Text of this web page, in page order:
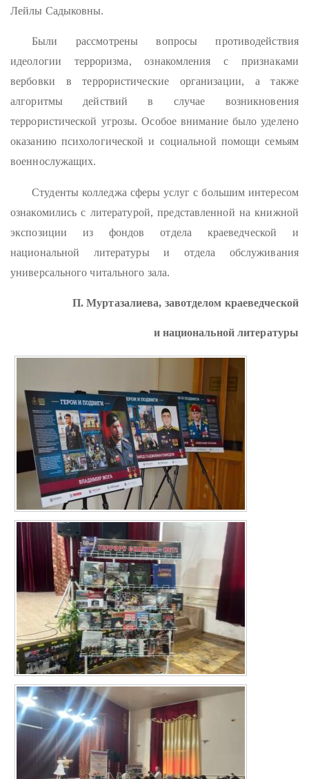
Лейлы Садыковны.
Были рассмотрены вопросы противодействия
идеологии терроризма, ознакомления с признаками
вербовки в террористические организации, а также
алгоритмы действий в случае возникновения
террористической угрозы. Особое внимание было уделено
оказанию психологической и социальной помощи семьям
военнослужащих.
Студенты колледжа сферы услуг с большим интересом
ознакомились с литературой, представленной на книжной
экспозиции из фондов отдела краеведческой и
национальной литературы и отдела обслуживания
универсального читального зала.
П. Муртазалиева, завотделом краеведческой
и национальной литературы